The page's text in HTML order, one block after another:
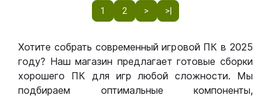
1 2 > >|
Хотите собрать современный игровой ПК в 2025
году? Наш магазин предлагает готовые сборки
хорошего ПК для игр любой сложности. Мы
подбираем оптимальные компоненты,